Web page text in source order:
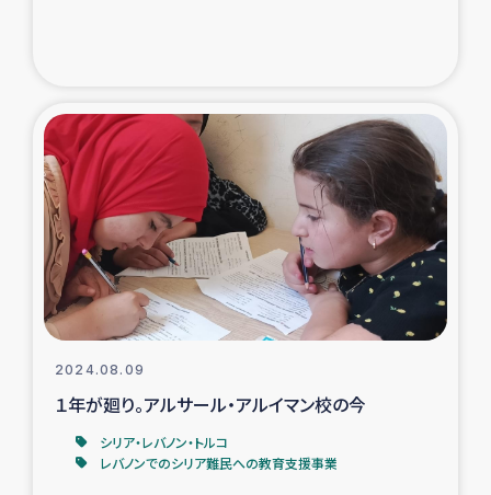
コーヒー生産者支援
アイナロ県マウベシ郡でのコーヒー畑改善事業
ベイルート大規模爆発被災者支援
女性の生計向上支援
アグロフォレストリー（カカオ）事業
2024.08.09
１年が廻り。アルサール・アルイマン校の今
シリア・レバノン・トルコ
レバノンでのシリア難民への教育支援事業